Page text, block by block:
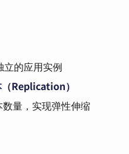
的应用实例
Replication）
量，实现弹性伸缩